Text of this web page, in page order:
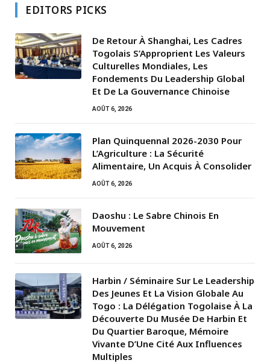
EDITORS PICKS
De Retour À Shanghai, Les Cadres
Togolais S’Approprient Les Valeurs
Culturelles Mondiales, Les
Fondements Du Leadership Global
Et De La Gouvernance Chinoise
AOÛT 6, 2026
Plan Quinquennal 2026-2030 Pour
L’Agriculture : La Sécurité
Alimentaire, Un Acquis À Consolider
AOÛT 6, 2026
Daoshu : Le Sabre Chinois En
Mouvement
AOÛT 6, 2026
Harbin / Séminaire Sur Le Leadership
Des Jeunes Et La Vision Globale Au
Togo : La Délégation Togolaise À La
Découverte Du Musée De Harbin Et
Du Quartier Baroque, Mémoire
Vivante D’Une Cité Aux Influences
Multiples